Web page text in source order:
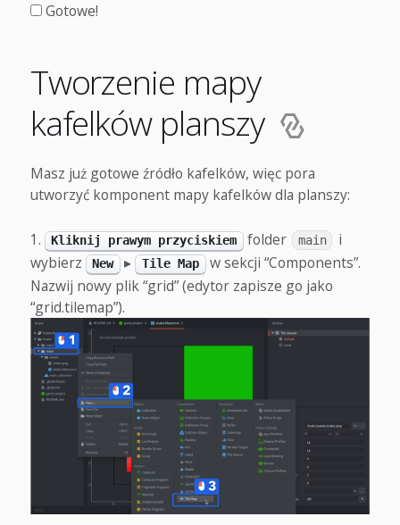
Gotowe!
Tworzenie mapy
kafelków planszy
Masz już gotowe źródło kafelków, więc pora
utworzyć komponent mapy kafelków dla planszy:
Kliknij prawym przyciskiem folder main
i
wybierz
New ▸ Tile Map
w sekcji “Components”.
Nazwij nowy plik “grid” (edytor zapisze go jako
“grid.tilemap”).